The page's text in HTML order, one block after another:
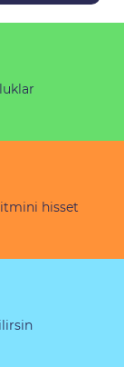
hisset